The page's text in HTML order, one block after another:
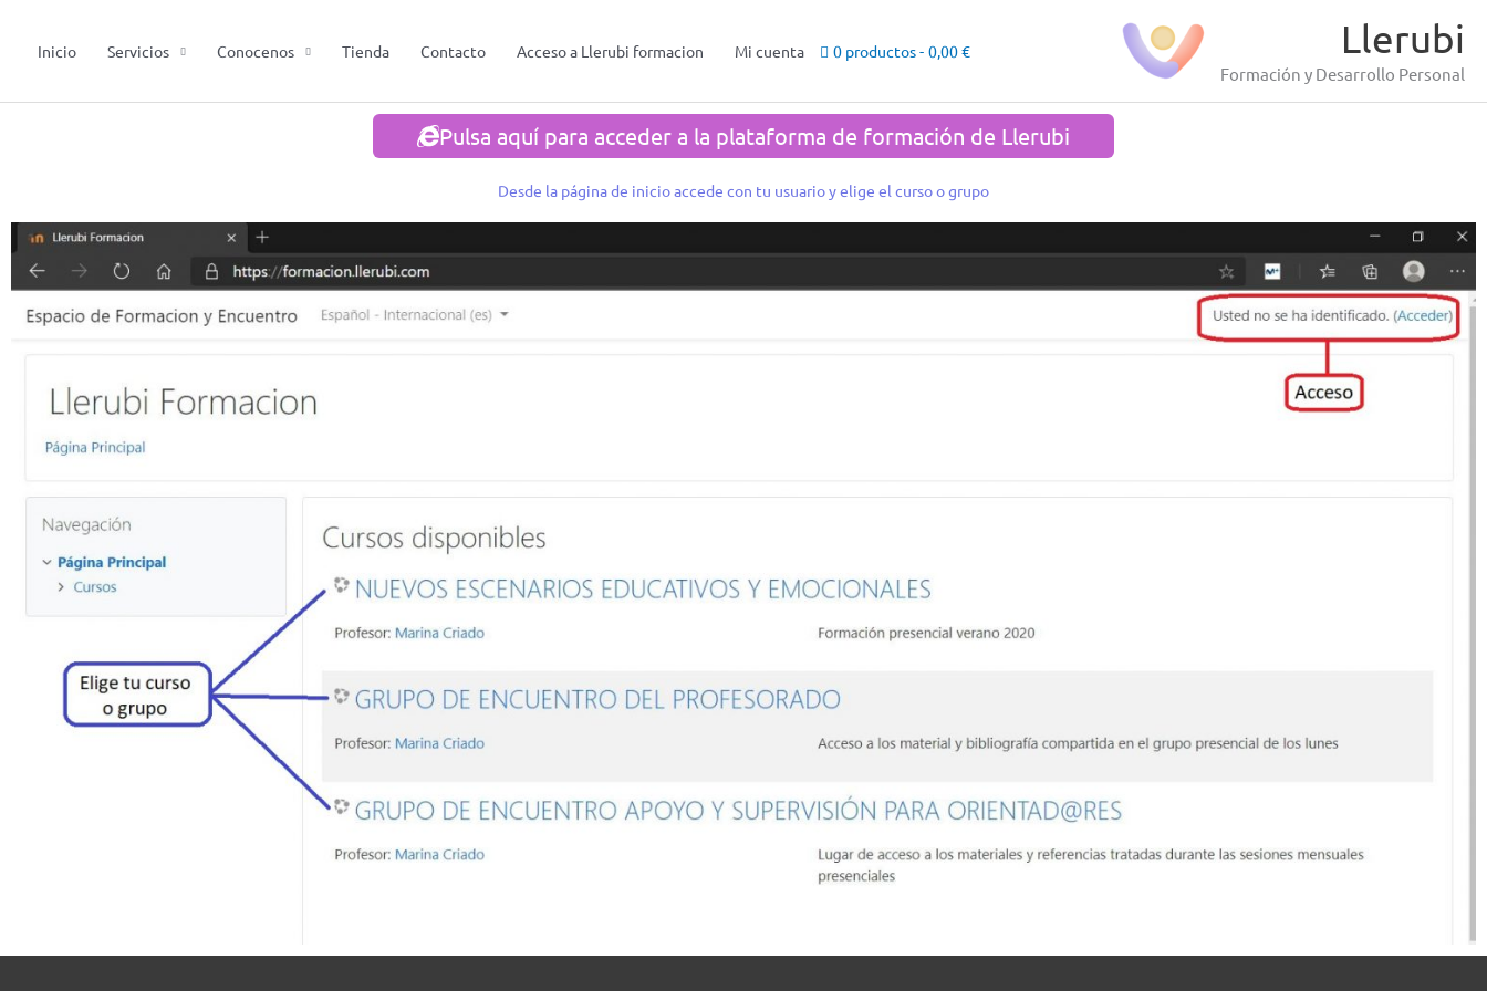
contenido
Llerubi
Formación y Desarrollo Personal
Inicio Servicios Conocenos Tienda Contacto Acceso a Llerubi formacion Mi cuenta 0 productos 0,00 €
Pulsa aquí para acceder a la plataforma de formación de Llerubi
Desde la página de inicio accede con tu usuario y elige el curso o grupo